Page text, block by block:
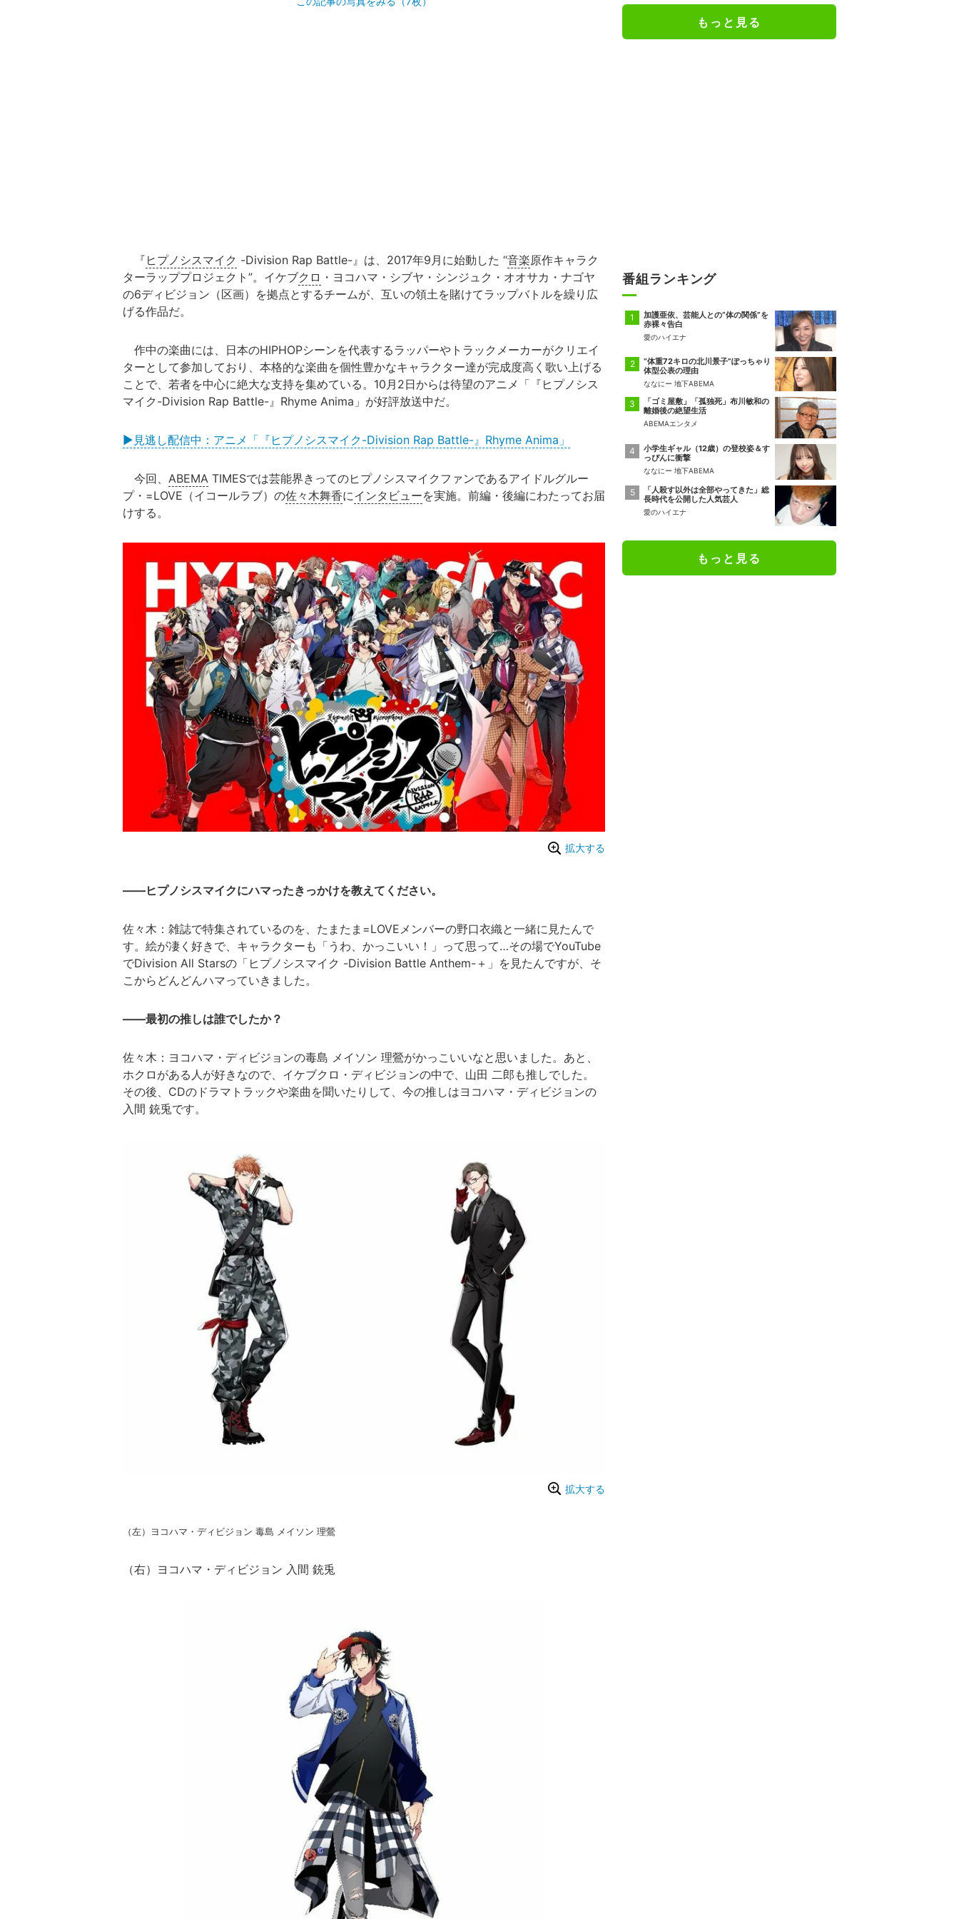
『 ヒプノシスマイク -Division Rap Battle-』は、2017年9月に始動した “音楽原作キャラク
ターラッププロジェクト”。イケブクロ ・ヨコハマ・シブヤ・シンジュク・オオサカ・ナゴヤ
の6ディビジョン（区画）を拠点とするチームが、互いの領土を賭けてラップバトルを繰り広
げる作品だ。
作中の楽曲には、日本のHIPHOPシーンを代表するラッパーやトラックメーカーがクリエイ
ターとして参加しており、本格的な楽曲を個性豊かなキャラクター達が完成度高く歌い上げる
ことで、若者を中心に絶大な支持を集めている。10月2日からは待望のアニメ「『ヒプノシス
マイク-Division Rap Battle-』Rhyme Anima」が好評放送中だ。
▶見逃し配信中：アニメ「『ヒプノシスマイク-Division Rap Battle-』Rhyme Anima」
今回、 ABEMA TIMESでは芸能界きってのヒプノシスマイクファンであるアイドルグルー
プ・=LOVE（イコールラブ）の佐々木舞香にインタビューを実施。前編・後編にわたってお届
けする。
拡大する
――ヒプノシスマイクにハマったきっかけを教えてください。
佐々木：雑誌で特集されているのを、たまたま=LOVEメンバーの野口衣織と一緒に見たんで
す。絵が凄く好きで、キャラクターも「うわ、かっこいい！」って思って…その場でYouTube
でDivision All Starsの「ヒプノシスマイク -Division Battle Anthem-＋」を見たんですが、そ
こからどんどんハマっていきました。
――最初の推しは誰でしたか？
佐々木：ヨコハマ・ディビジョンの毒島 メイソン 理鶯がかっこいいなと思いました。あと、
ホクロがある人が好きなので、イケブクロ・ディビジョンの中で、山田 二郎も推しでした。
その後、CDのドラマトラックや楽曲を聞いたりして、今の推しはヨコハマ・ディビジョンの
入間 銃兎です。
拡大する
（左）ヨコハマ・ディビジョン 毒島 メイソン 理鶯
（右）ヨコハマ・ディビジョン 入間 銃兎
もっと見る
番組ランキング
加護亜依、芸能人との“体の関係”を
赤裸々告白
愛のハイエナ
“体重72キロの北川景子”ぽっちゃり
体型公表の理由
ななにー 地下ABEMA
「ゴミ屋敷」「孤独死」布川敏和の
離婚後の絶望生活
ABEMAエンタメ
小学生ギャル（12歳）の登校姿＆す
っぴんに衝撃
ななにー 地下ABEMA
「人殺す以外は全部やってきた」総
長時代を公開した人気芸人
愛のハイエナ
もっと見る